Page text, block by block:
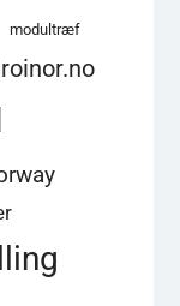
modultræf